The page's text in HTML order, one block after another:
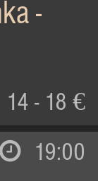
-
14 - 18 €
19:00